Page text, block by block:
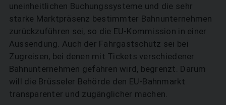
uneinheitlichen Buchungssysteme und die sehr
starke Marktpräsenz bestimmter Bahnunternehmen
zurückzuführen sei, so die EU-Kommission in einer
Aussendung. Auch der Fahrgastschutz sei bei
Zugreisen, bei denen mit Tickets verschiedener
Bahnunternehmen gefahren wird, begrenzt. Darum
will die Brüsseler Behörde den EU-Bahnmarkt
transparenter und zugänglicher machen.